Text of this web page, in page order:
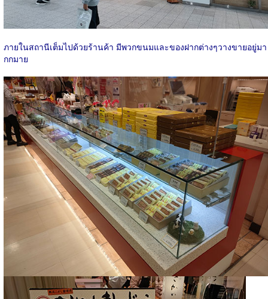
ภายในสถานีเต็มไปด้วยร้านค้า มีพวกขนมและของฝากต่างๆวางขายอยู่มา
กกมาย